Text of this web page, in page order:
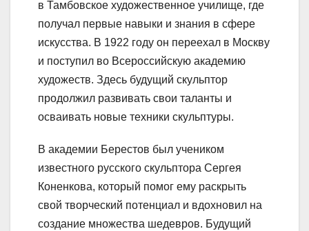
в Тамбовское художественное училище, где
получал первые навыки и знания в сфере
искусства. В 1922 году он переехал в Москву
и поступил во Всероссийскую академию
художеств. Здесь будущий скульптор
продолжил развивать свои таланты и
осваивать новые техники скульптуры.
В академии Берестов был учеником
известного русского скульптора Сергея
Коненкова, который помог ему раскрыть
свой творческий потенциал и вдохновил на
создание множества шедевров. Будущий